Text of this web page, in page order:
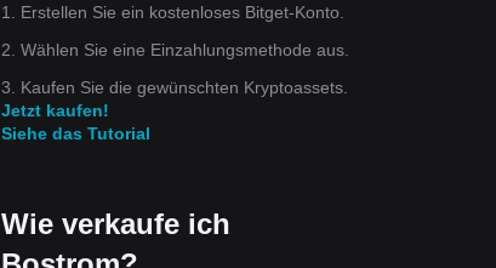
1. Erstellen Sie ein kostenloses Bitget-Konto.
2. Wählen Sie eine Einzahlungsmethode aus.
3. Kaufen Sie die gewünschten Kryptoassets.
Jetzt kaufen!
Siehe das Tutorial
Wie verkaufe ich